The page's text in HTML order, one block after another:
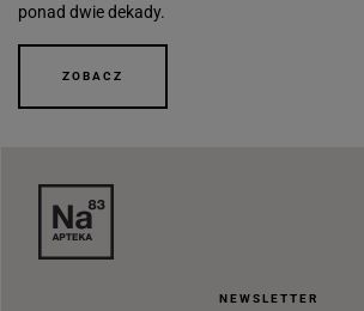
ponad dwie dekady.
ZOBACZ
NEWSLETTER